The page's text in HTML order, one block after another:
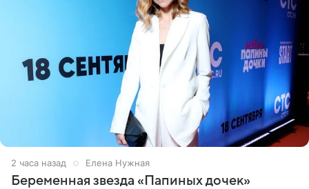
2 часа назад Елена Нужная
Беременная звезда «Папиных дочек»